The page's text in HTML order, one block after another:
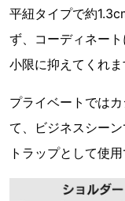
平紐タイプで約
ず、コーディネー
小限に抑えてくれま
プライベートでは
て、ビジネスシー
トラップとして使